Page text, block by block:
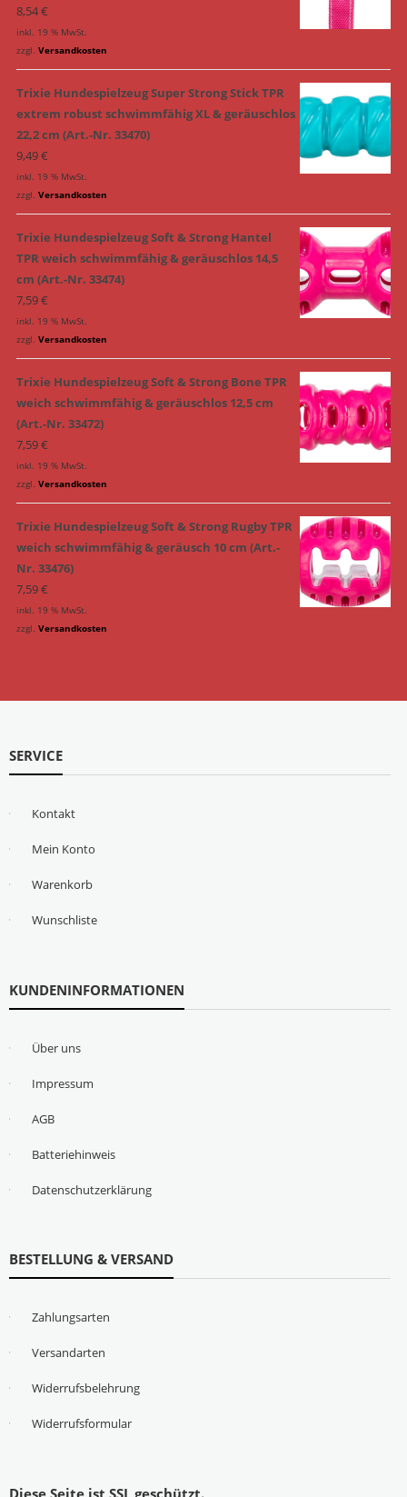
8,54€
inkl. 19 % MwSt.
zzgl. Versandkosten
Trixie Hundespielzeug Super Strong Stick TPR
extrem robust schwimmfähig XL & geräuschlos
22,2 cm (Art.-Nr. 33470)
9,49€
inkl. 19 % MwSt.
zzgl. Versandkosten
Trixie Hundespielzeug Soft & Strong Hantel
TPR weich schwimmfähig & geräuschlos 14,5
cm (Art.-Nr. 33474)
7,59€
inkl. 19 % MwSt.
zzgl. Versandkosten
Trixie Hundespielzeug Soft & Strong Bone TPR
weich schwimmfähig & geräuschlos 12,5 cm
(Art.-Nr. 33472)
7,59€
inkl. 19 % MwSt.
zzgl. Versandkosten
Trixie Hundespielzeug Soft & Strong Rugby TPR
weich schwimmfähig & geräusch 10 cm (Art.-
Nr. 33476)
7,59€
inkl. 19 % MwSt.
zzgl. Versandkosten
SERVICE
Kontakt
Mein Konto
Warenkorb
Wunschliste
KUNDENINFORMATIONEN
Über uns
Impressum
AGB
Batteriehinweis
Datenschutzerklärung
BESTELLUNG & VERSAND
Zahlungsarten
Versandarten
Widerrufsbelehrung
Widerrufsformular
Diese Seite ist SSL geschützt.